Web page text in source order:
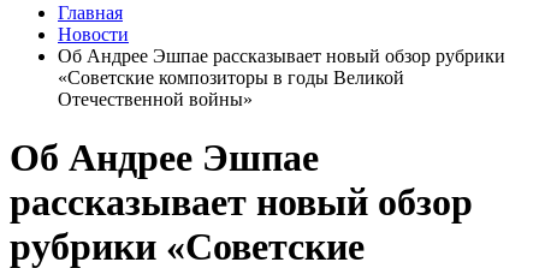
Главная
Новости
Об Андрее Эшпае рассказывает новый обзор рубрики
«Советские композиторы в годы Великой
Отечественной войны»
Об Андрее Эшпае
рассказывает новый обзор
рубрики «Советские